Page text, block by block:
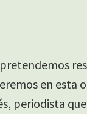
en esta
periodista